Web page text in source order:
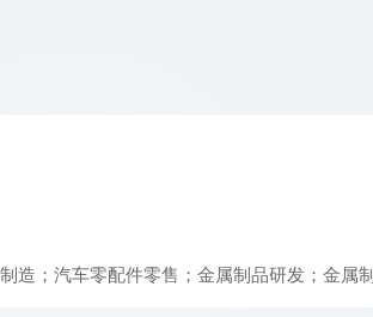
造；汽车零配件零售；金属制品研发；金属